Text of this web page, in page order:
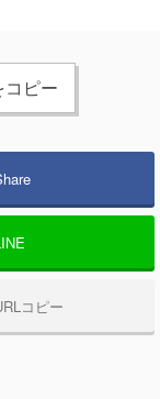
ピー
コピー